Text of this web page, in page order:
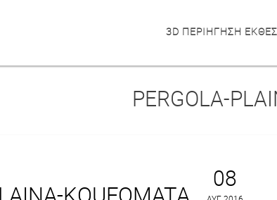
3D ΠΕΡΙΗΓΗΣΗ
PERGOLA-
08